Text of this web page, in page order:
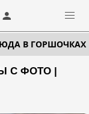
В ГОРШОЧКАХ
С ФОТО |